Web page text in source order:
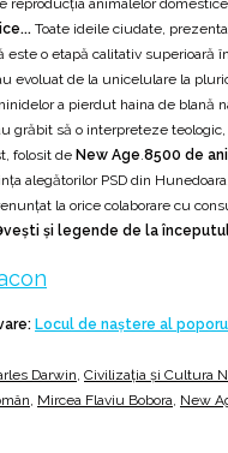
animalelor
Toate ideile ciudate,
o etapă calitativ superioară
de la unicelulare la
a pierdut haina de
să o interpreteze
folosit de New Age.8500 de
alegătorilor PSD din
la orice colaborare cu
și legende de la
Locul de naștere al
Darwin, Civilizația și Cultura
, Mircea Flaviu Bobora, New